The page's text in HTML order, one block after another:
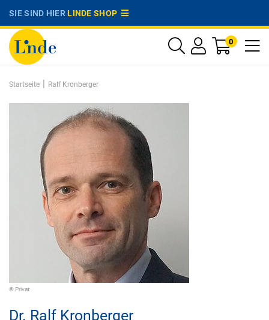
SIE SIND HIERLINDE SHOP
0
Startseite | Ralf Kronberger
© Privat
Dr. Ralf Kronberger